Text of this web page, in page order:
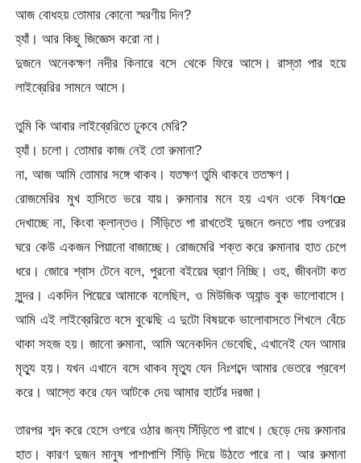
আজ বোধহয় তোমার কোনো স্মরণীয় দিন?
হ্যাঁ। আর কিছু জিজ্ঞেস করো না।
দুজনে অনেকক্ষণ নদীর কিনারে বসে থেকে ফিরে আসে। রাস্তা পার হয়ে
লাইব্রেরির সামনে আসে।
তুমি কি আবার লাইব্রেরিতে ঢুকবে মেরি?
হ্যাঁ। চলো। তোমার কাজ নেই তো রুমানা?
না, আজ আমি তোমার সঙ্গে থাকব। যতক্ষণ তুমি থাকবে ততক্ষণ।
রোজমেরির মুখ হাসিতে ভরে যায়। রুমানার মনে হয় এখন ওকে বিষণœ
দেখাচ্ছে না, কিংবা ক্লান্তও। সিঁড়িতে পা রাখতেই দুজনে শুনতে পায় ওপরের
ঘরে কেউ একজন পিয়ানো বাজাচ্ছে। রোজমেরি শক্ত করে রুমানার হাত চেপে
ধরে। জোরে শ্বাস টেনে বলে, পুরনো বইয়ের ঘ্রাণ নিচ্ছি। ওহ, জীবনটা কত
সুন্দর। একদিন পিয়েরে আমাকে বলেছিল, ও মিউজিক অ্যান্ড বুক ভালোবাসে।
আমি এই লাইব্রেরিতে বসে বুঝেছি এ দুটো বিষয়কে ভালোবাসতে শিখলে বেঁচে
থাকা সহজ হয়। জানো রুমানা, আমি অনেকদিন ভেবেছি, এখানেই যেন আমার
মৃত্যু হয়। যখন এখানে বসে থাকব মৃত্যু যেন নিঃশব্দে আমার ভেতরে প্রবেশ
করে। আস্তে করে যেন আটকে দেয় আমার হার্টের দরজা।
তারপর শব্দ করে হেসে ওপরে ওঠার জন্য সিঁড়িতে পা রাখে। ছেড়ে দেয় রুমানার
হাত। কারণ দুজন মানুষ পাশাপাশি সিঁড়ি দিয়ে উঠতে পারে না। আর রুমানা